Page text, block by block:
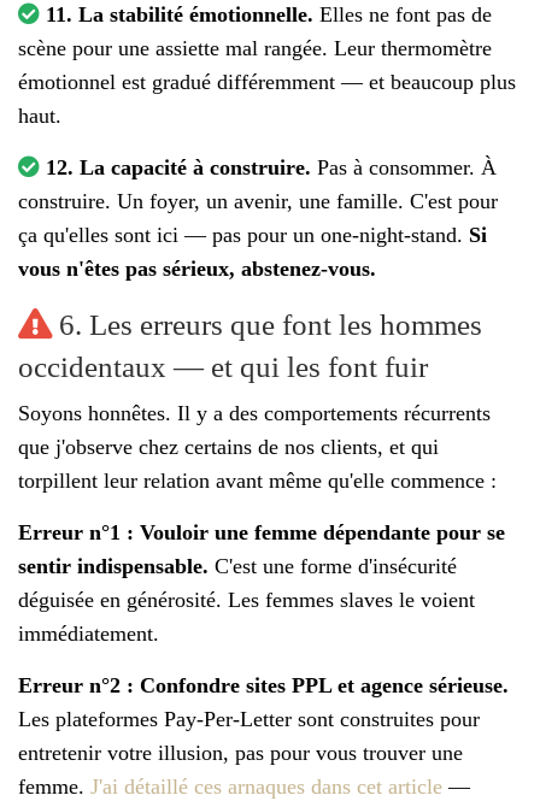
11. La stabilité émotionnelle. Elles ne font pas de
scène pour une assiette mal rangée. Leur thermomètre
émotionnel est gradué différemment — et beaucoup plus
haut.
12. La capacité à construire. Pas à consommer. À
construire. Un foyer, un avenir, une famille. C'est pour
ça qu'elles sont ici — pas pour un one-night-stand. Si
vous n'êtes pas sérieux, abstenez-vous.
6. Les erreurs que font les hommes
occidentaux — et qui les font fuir
Soyons honnêtes. Il y a des comportements récurrents
que j'observe chez certains de nos clients, et qui
torpillent leur relation avant même qu'elle commence :
Erreur n°1 : Vouloir une femme dépendante pour se
sentir indispensable. C'est une forme d'insécurité
déguisée en générosité. Les femmes slaves le voient
immédiatement.
Erreur n°2 : Confondre sites PPL et agence sérieuse.
Les plateformes Pay-Per-Letter sont construites pour
entretenir votre illusion, pas pour vous trouver une
femme. J'ai détaillé ces arnaques dans cet article —